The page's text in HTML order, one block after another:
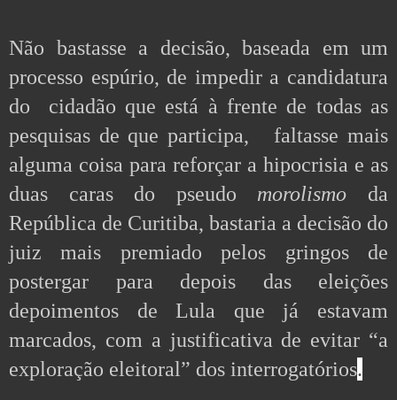
Não bastasse a decisão, baseada em um
processo espúrio, de impedir a candidatura
do  cidadão que está à frente de todas as
pesquisas de que participa,   faltasse mais
alguma coisa para reforçar a hipocrisia e as
duas caras do pseudo morolismo da
República de Curitiba, bastaria a decisão do
juiz mais premiado pelos gringos de
postergar para depois das eleições
depoimentos de Lula que já estavam
marcados, com a justificativa de evitar “a
exploração eleitoral” dos interrogatórios.